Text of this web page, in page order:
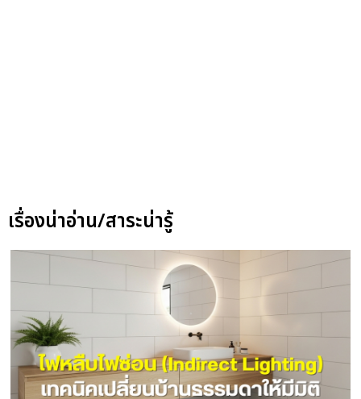
เรื่องน่าอ่าน/สาระน่ารู้